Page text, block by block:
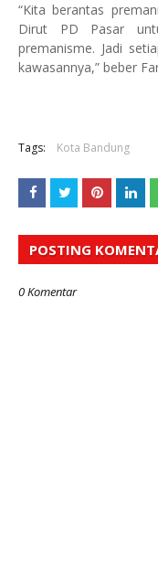
“Kita berantas
Dirut PD Pasar
premanisme. Jadi
kawasannya,” beber
Tags: Kota Bandung
POSTING
0 Komentar